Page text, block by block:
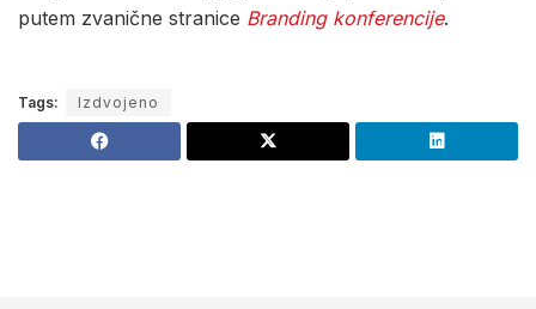
putem zvanične stranice Branding konferencije.
Tags: Izdvojeno